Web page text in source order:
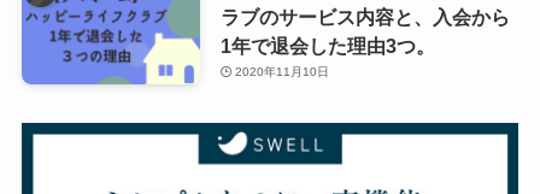
ラブのサービス内容と、入会から
1年で退会した理由3つ。
2020年11月10日